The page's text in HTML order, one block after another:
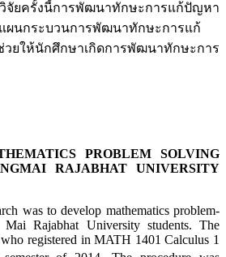
จัยครั้งนี้การพัฒนาทักษะการแก้ปัญหา
ผนกระบวนการพัฒนาทักษะการแก้
ยให้นักศึกษาเกิดการพัฒนาทักษะการ
PROBLEM SOLVING
RAJABHAT UNIVERSITY
was to develop mathematics problem-
Rajabhat University students. The
registered in MATH 1401 Calculus 1